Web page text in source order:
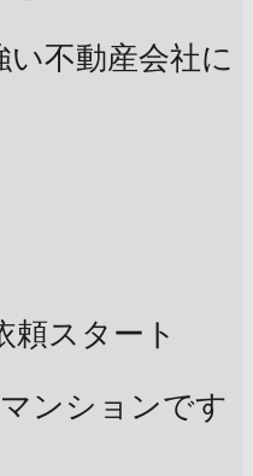
不動産会社に
頼スタート
ンションです